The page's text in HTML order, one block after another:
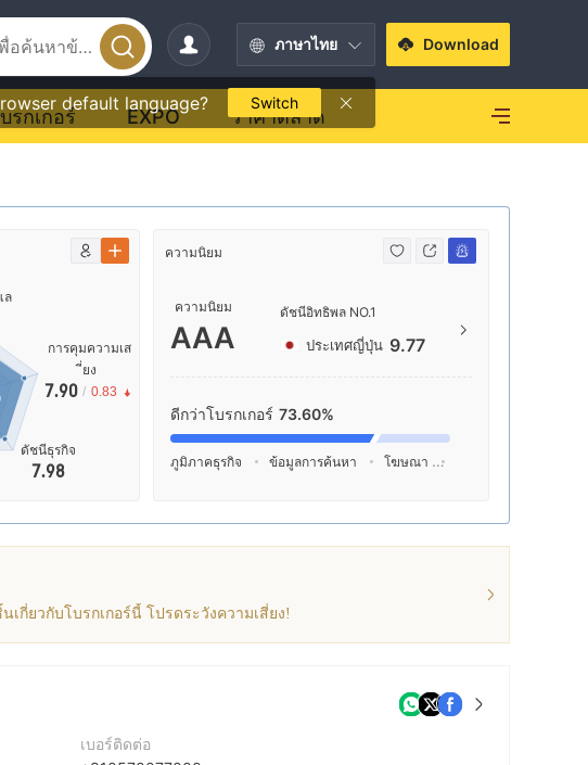
ภาษาไทย
default language? Switch
Download
รกเกอร์ EXPO ราคาตลาด
ล
ดัชนีธุรกิจ
7.98
การคุมความเส
ี่ยง
7.90 / 0.83
ความนิยม
ความนิยม
AAA
ดัชนีอิทธิพล NO.1
ประเทศญี่ปุ่น 9.77
ดีกว่าโบรกเกอร์ 73.60%
ภูมิภาคธุรกิจ ข้อมูลการค้นหา โฆษณา
กี่ยวกับโบรกเกอร์นี้ โปรดระวังความเสี่ยง!
เบอร์ติดต่อ